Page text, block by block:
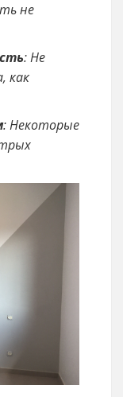
не
: Не
как
: Некоторые